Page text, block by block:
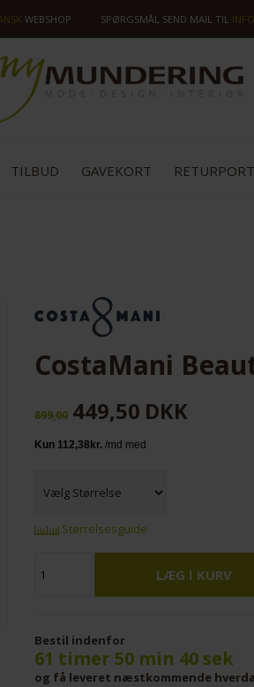
WEBSHOP SPØRGSMÅL SEND MAIL TIL
TILBUD GAVEKORT
CostaMani
899,00 449,50 DKK
Størrelsesguide
Bestil indenfor
61 timer 50 min 39 sek
og få leveret næstkommende